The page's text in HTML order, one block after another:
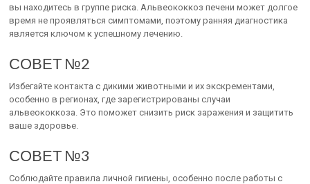
вы находитесь в группе риска. Альвеококкоз печени может долгое
время не проявляться симптомами, поэтому ранняя диагностика
является ключом к успешному лечению.
СОВЕТ №2
Избегайте контакта с дикими животными и их экскрементами,
особенно в регионах, где зарегистрированы случаи
альвеококкоза. Это поможет снизить риск заражения и защитить
ваше здоровье.
СОВЕТ №3
Соблюдайте правила личной гигиены, особенно после работы с